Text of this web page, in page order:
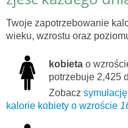
Twoje zapotrzebowanie
wieku, wzrostu oraz
kobieta o
potrzebuje 2,425
Zobacz
kalorie kobiety o wzroście